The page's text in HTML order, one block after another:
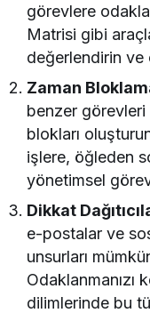
görevlere
Matrisi gibi
değerlendirin ve
Zaman
benzer
blokları
işlere, öğleden
yönetimsel
Dikkat
e-postalar ve
unsurları
Odaklanmanızı
dilimlerinde bu